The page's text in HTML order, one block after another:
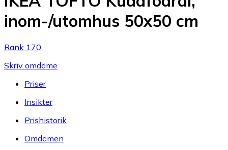
inom-/utomhus 50x50 cm
Rank 170
Skriv omdöme
Priser
Insikter
Prishistorik
Omdömen